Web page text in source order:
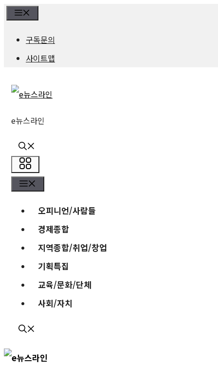
구독문의
사이트맵
e뉴스라인
메
뉴
뉴
오피니언/사람들
경제종합
지역종합/취업/창업
기획특집
교육/문화/단체
사회/자치